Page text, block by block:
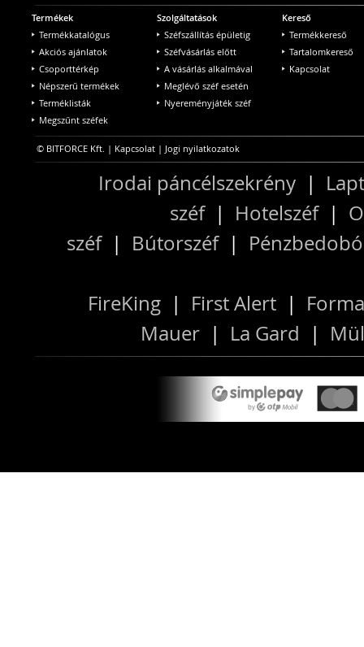
Termékek
Termékkatalógus
Akciós ajánlatok
Csoporttérkép
Népszerű termékek
Terméklisták
Megszűnt széfek
Szolgáltatások
Széfszállítás épületig
Széfvásárlás előtt
A vásárlás alkalmával
Meglévő széf esetén
Nyereményjáték széf
Kereső
Termékkereső
Tartalomkereső
Kapcsolat
© BITFORCE Kft. | Kapcsolat | Jogi nyilatkozatok
Irodai páncélszekrény |
széf| Hotelszéf|
széf| Bútorszéf|
FireKing | First Alert |
Mauer | La Gard |